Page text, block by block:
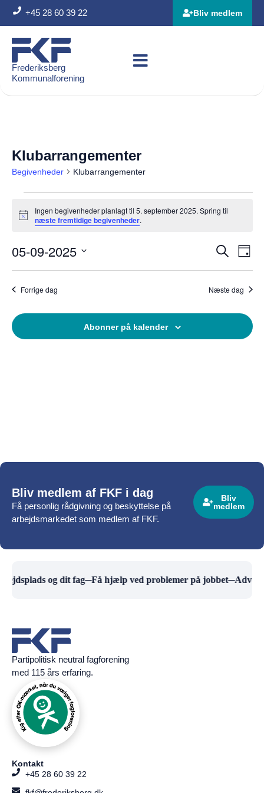
+45 28 60 39 22 Bliv medlem
Frederiksberg
Kommunalforening
Klubarrangementer
Begivenheder Klubarrangementer
Notice
Ingen begivenheder planlagt til 5. september 2025. Spring til
næste fremtidige begivenheder.
Søg efter
Dag
05-09-2025
dato.
Forrige dag Næste dag
Abonner på kalender
Bliv medlem af FKF i dag
Få personlig rådgivning og beskyttelse på
arbejdsmarkedet som medlem af FKF.
Bliv
medlem
og dit fag─Få hjælp ved problemer på jobbet─
Partipolitisk neutral fagforening
med 115 års erfaring.
Kontakt
+45 28 60 39 22